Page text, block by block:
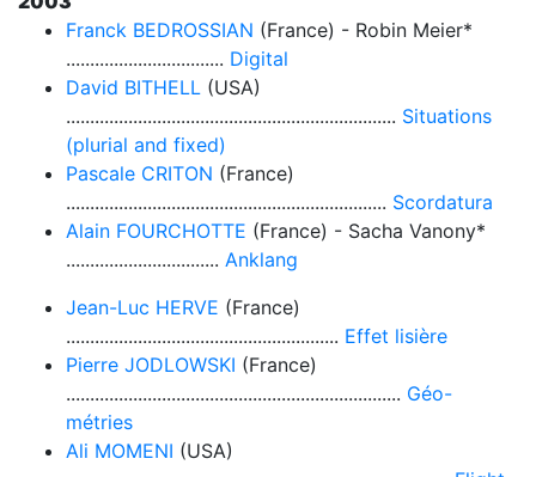
Franck BEDROSSIAN (France) - Robin Meier*
................................. Digital
David BITHELL (USA)
..................................................................... Situations
(plurial and fixed)
Pascale CRITON (France)
................................................................... Scordatura
Alain FOURCHOTTE (France) - Sacha Vanony*
................................ Anklang
Jean-Luc HERVE (France)
......................................................... Effet lisière
Pierre JODLOWSKI (France)
...................................................................... Géo-
métries
Ali MOMENI (USA)